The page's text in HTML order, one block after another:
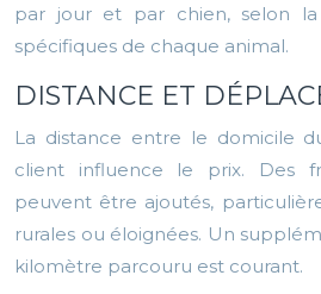
par jour et par chien, selon
spécifiques de chaque animal.
DISTANCE ET
La distance entre le domicile
client influence le prix. Des
peuvent être ajoutés,
rurales ou éloignées. Un
kilomètre parcouru est courant.